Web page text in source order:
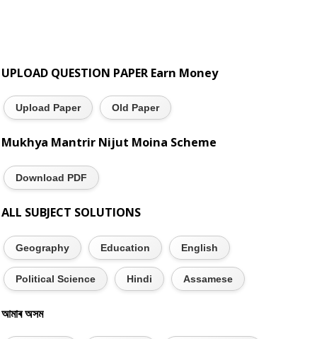
UPLOAD QUESTION PAPER Earn Money
Upload Paper Old Paper
Mukhya Mantrir Nijut Moina Scheme
Download PDF
ALL SUBJECT SOLUTIONS
Geography Education English
Political Science Hindi Assamese
আমাৰ অসম